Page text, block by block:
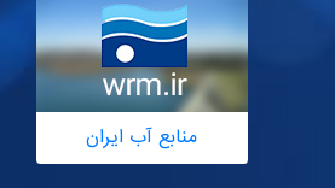
منابع آب ایران